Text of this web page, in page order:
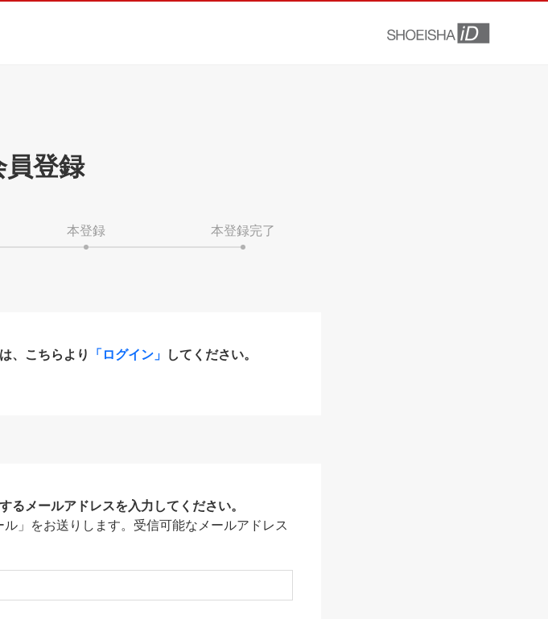
登録
本登録 本登録完了
、こちらより 「ログイン」 してください。
メールアドレスを入力してください。
」をお送りします。受信可能なメールアドレス